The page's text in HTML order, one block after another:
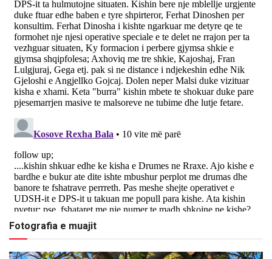
Fotografia e muajit